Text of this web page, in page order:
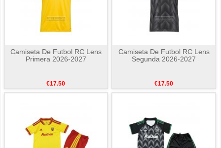
Camiseta De Futbol RC Lens
Primera 2026-2027
€17.50
Camiseta De Futbol RC Lens
Segunda 2026-2027
€17.50